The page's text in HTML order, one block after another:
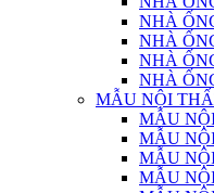
NHÀ
NHÀ
NHÀ
NHÀ
MẪU NỘI
MẪU
MẪU
MẪU
MẪU